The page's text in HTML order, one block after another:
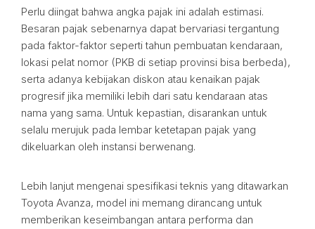
Perlu diingat bahwa angka pajak ini adalah estimasi.
Besaran pajak sebenarnya dapat bervariasi tergantung
pada faktor-faktor seperti tahun pembuatan kendaraan,
lokasi pelat nomor (PKB di setiap provinsi bisa berbeda),
serta adanya kebijakan diskon atau kenaikan pajak
progresif jika memiliki lebih dari satu kendaraan atas
nama yang sama. Untuk kepastian, disarankan untuk
selalu merujuk pada lembar ketetapan pajak yang
dikeluarkan oleh instansi berwenang.
Lebih lanjut mengenai spesifikasi teknis yang ditawarkan
Toyota Avanza, model ini memang dirancang untuk
memberikan keseimbangan antara performa dan